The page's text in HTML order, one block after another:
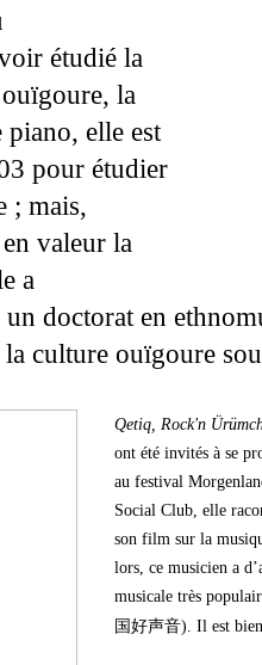
étudié la
la
piano, elle est
pour étudier
; mais,
valeur la
a
doctorat en
culture ouïgoure
Qetiq, Rock'n
ont été invités à se
au festival
Social Club, elle
son film sur la
lors, ce musicien a
musicale très
国好声音). Il est